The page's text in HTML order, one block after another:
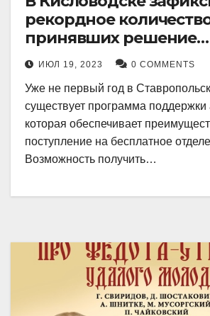
рекордное
принявших решение
воспользоваться
установленными
целью поступления в
медицинский вуз в
ИЮЛ 19, 2023 0 COMMENTS
Уже не первый год в
существует программа поддержки
которая обеспечивает
поступление на бесплатное
Возможность получить…